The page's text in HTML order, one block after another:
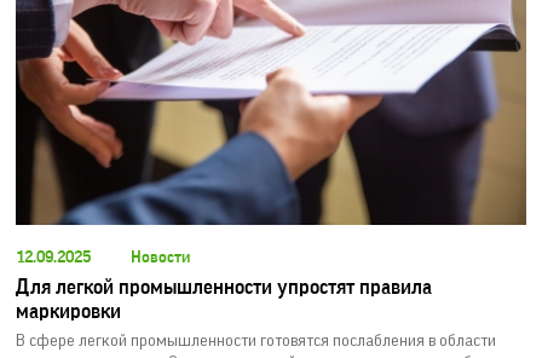
12.09.2025 Новости
Для легкой промышленности упростят правила
маркировки
В сфере легкой промышленности готовятся послабления в области